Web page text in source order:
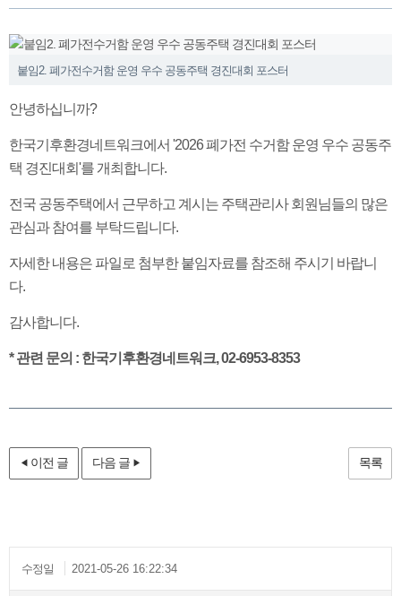
붙임2. 폐가전수거함 운영 우수 공동주택 경진대회 포스터
‹
안녕하십니까?
한국기후환경네트워크에서 '2026 폐가전 수거함 운영 우수 공동주
택 경진대회'를 개최합니다.
전국 공동주택에서 근무하고 계시는 주택관리사 회원님들의 많은
관심과 참여를 부탁드립니다.
자세한 내용은 파일로 첨부한 붙임자료를 참조해 주시기 바랍니
다.
감사합니다.
* 관련 문의 : 한국기후환경네트워크, 02-6953-8353
이전 글 다음 글 목록
수정일 2021-05-26 16:22:34